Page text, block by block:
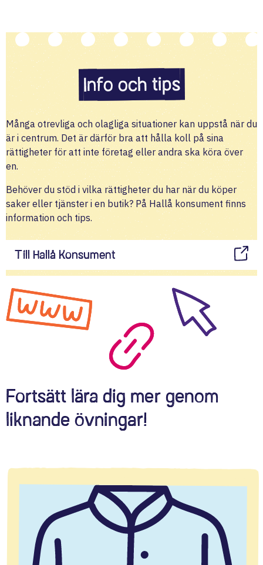
Info och tips
Många otrevliga och olagliga situationer kan uppstå när du
är i centrum. Det är därför bra att hålla koll på sina
rättigheter för att inte företag eller andra ska köra över
en.
Behöver du stöd i vilka rättigheter du har när du köper
saker eller tjänster i en butik? På Hallå konsument finns
information och tips.
Till Hallå Konsument
Fortsätt lära dig mer genom
liknande övningar!